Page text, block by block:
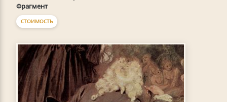
Фрагмент
СТОИМОСТЬ